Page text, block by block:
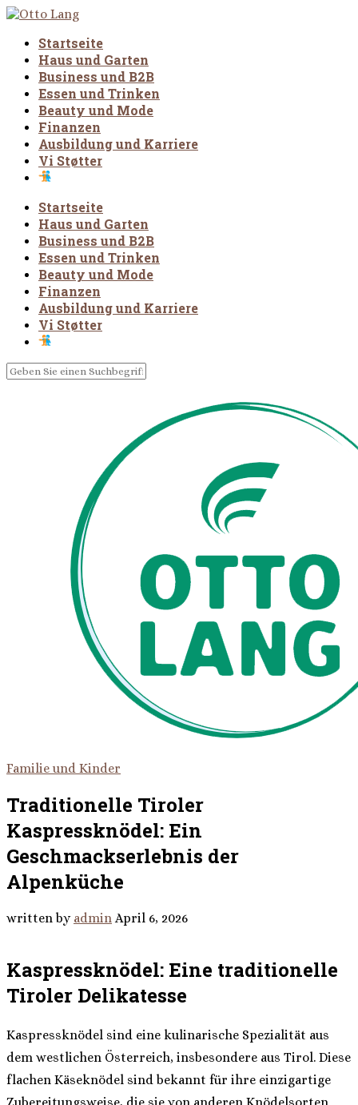
Startseite
Haus und Garten
Business und B2B
Essen und Trinken
Beauty und Mode
Finanzen
Ausbildung und Karriere
Vi Støtter
Startseite
Haus und Garten
Business und B2B
Essen und Trinken
Beauty und Mode
Finanzen
Ausbildung und Karriere
Vi Støtter
Familie und Kinder
Traditionelle Tiroler
Kaspressknödel: Ein
Geschmackserlebnis der
Alpenküche
written by admin April 6, 2026
Kaspressknödel: Eine traditionelle
Tiroler Delikatesse
Kaspressknödel sind eine kulinarische Spezialität aus
dem westlichen Österreich, insbesondere aus Tirol. Diese
flachen Käseknödel sind bekannt für ihre einzigartige
Zubereitungsweise, die sie von anderen Knödelsorten